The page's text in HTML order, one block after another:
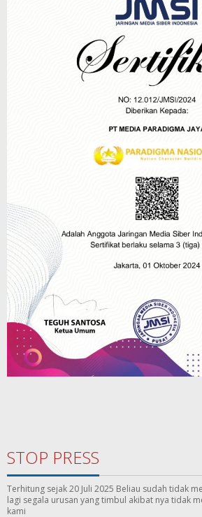
STOP PRESS
Terhitung sejak 20 Juli 2025 Beliau sudah tidak
lagi segala urusan yang timbul akibat nya tidak
kami